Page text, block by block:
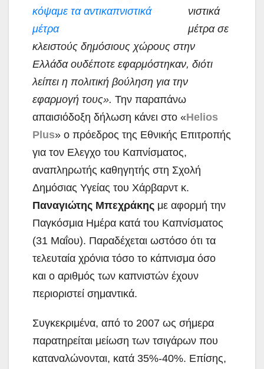
νιστικά
μέτρα σε
κλειστούς δημόσιους χώρους στην
Ελλάδα ουδέποτε εφαρμόστηκαν, διότι
λείπει η πολιτική βούληση για την
εφαρμογή τους». Την παραπάνω
απαισιόδοξη δήλωση κάνει στο «Helios
Plus» ο πρόεδρος της Εθνικής Επιτροπής
για τον Ελεγχο του Καπνίσματος,
αναπληρωτής καθηγητής στη Σχολή
Δημόσιας Υγείας του Χάρβαρντ κ.
Παναγιώτης Μπεχράκης με αφορμή την
Παγκόσμια Ημέρα κατά του Καπνίσματος
(31 Μαΐου). Παραδέχεται ωστόσο ότι τα
τελευταία χρόνια τόσο το κάπνισμα όσο
και ο αριθμός των καπνιστών έχουν
περιοριστεί σημαντικά.
Συγκεκριμένα, από το 2007 ως σήμερα
παρατηρείται μείωση των τσιγάρων που
καταναλώνονται, κατά 35%-40%. Επίσης,